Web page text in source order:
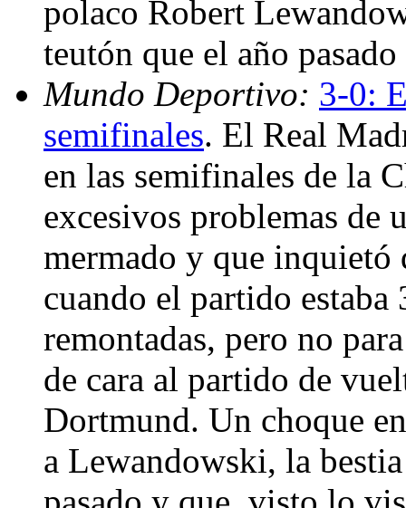
polaco Robert
teutón que el año
Mundo Deportivo: 3-0:
semifinales. El Real
en las semifinales de la
excesivos problemas de
mermado y que inquietó
cuando el partido estaba
remontadas, pero no
de cara al partido de
Dortmund. Un choque
a Lewandowski, la